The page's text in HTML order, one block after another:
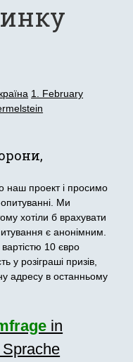
1. February
наш проект і просимо
Ми
хотіли б врахувати
є анонімним.
10 євро
у розіграші призів,
адресу в останньому
in